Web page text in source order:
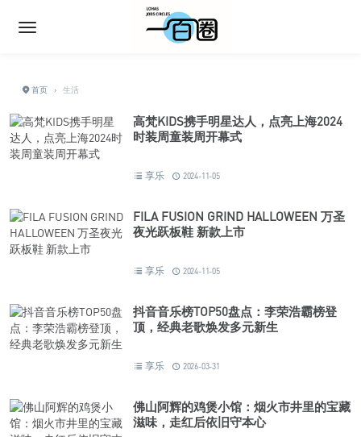
首页 › 生活
高梵KIDS携手明星达人，点亮上海2024
时装周童装周开幕式
享乐 2024-11-05
FILA FUSION GRIND HALLOWEEN 万圣
夜光跃板鞋 新款上市
享乐 2024-11-05
抖音音乐榜TOP50盘点：李荣浩霸榜登
顶，经典老歌焕发多元新生
享乐 2026-03-31
佛山阿辉的鸡煲小馆：烟火市井里的宝藏
滋味，走红后依旧守本心